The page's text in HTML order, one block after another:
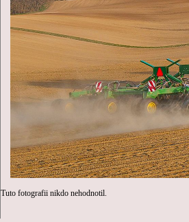
Tuto fotografii nikdo nehodnotil.